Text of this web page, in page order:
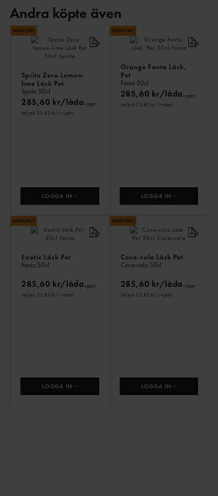
Andra köpte även
Sprite Zero Lemon-
lime Läsk Pet
Sprite 50cl
285,60 kr/låda+ pant
Jmf.pris 23,80 kr/ l + pant
LOGGA IN
Orange Fanta Läsk,
Pet
Fanta 50cl
285,60 kr/låda+ pant
Jmf.pris 23,80 kr/ l + pant
LOGGA IN
Exotic Läsk Pet
Fanta 50cl
285,60 kr/låda+ pant
Jmf.pris 23,80 kr/ l + pant
LOGGA IN
Coca-cola Läsk Pet
Coca-cola 50cl
285,60 kr/låda+ pant
Jmf.pris 23,80 kr/ l + pant
LOGGA IN